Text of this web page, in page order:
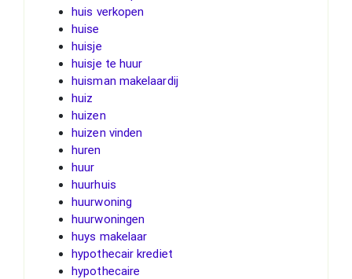
huis verkopen
huise
huisje
huisje te huur
huisman makelaardij
huiz
huizen
huizen vinden
huren
huur
huurhuis
huurwoning
huurwoningen
huys makelaar
hypothecair krediet
hypothecaire